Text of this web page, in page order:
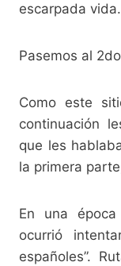
escarpada vida.
Pasemos al
Como este
continuación
que les
la primera
En una
ocurrió
españoles”.